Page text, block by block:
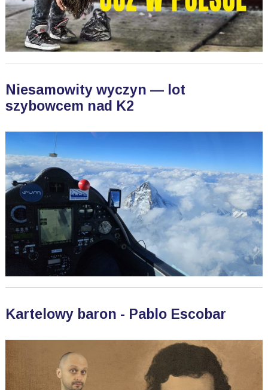
Niesamowity wyczyn — lot
szybowcem nad K2
Kartelowy baron - Pablo Escobar